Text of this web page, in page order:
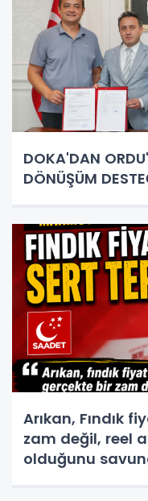
DOKA'DAN
DÖNÜŞÜM
Arıkan, Fındık
zam değil, reel
olduğunu